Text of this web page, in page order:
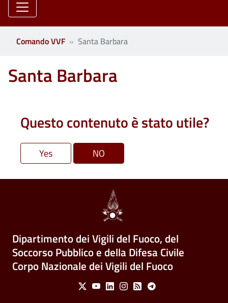
Comando VVF Santa Barbara
Santa Barbara
Questo contenuto è stato utile?
Dipartimento dei Vigili del Fuoco, del
Soccorso Pubblico e della Difesa Civile
Corpo Nazionale dei Vigili del Fuoco
Social Menu
X YoutubeLinkedinInstagram
Feed Telegram